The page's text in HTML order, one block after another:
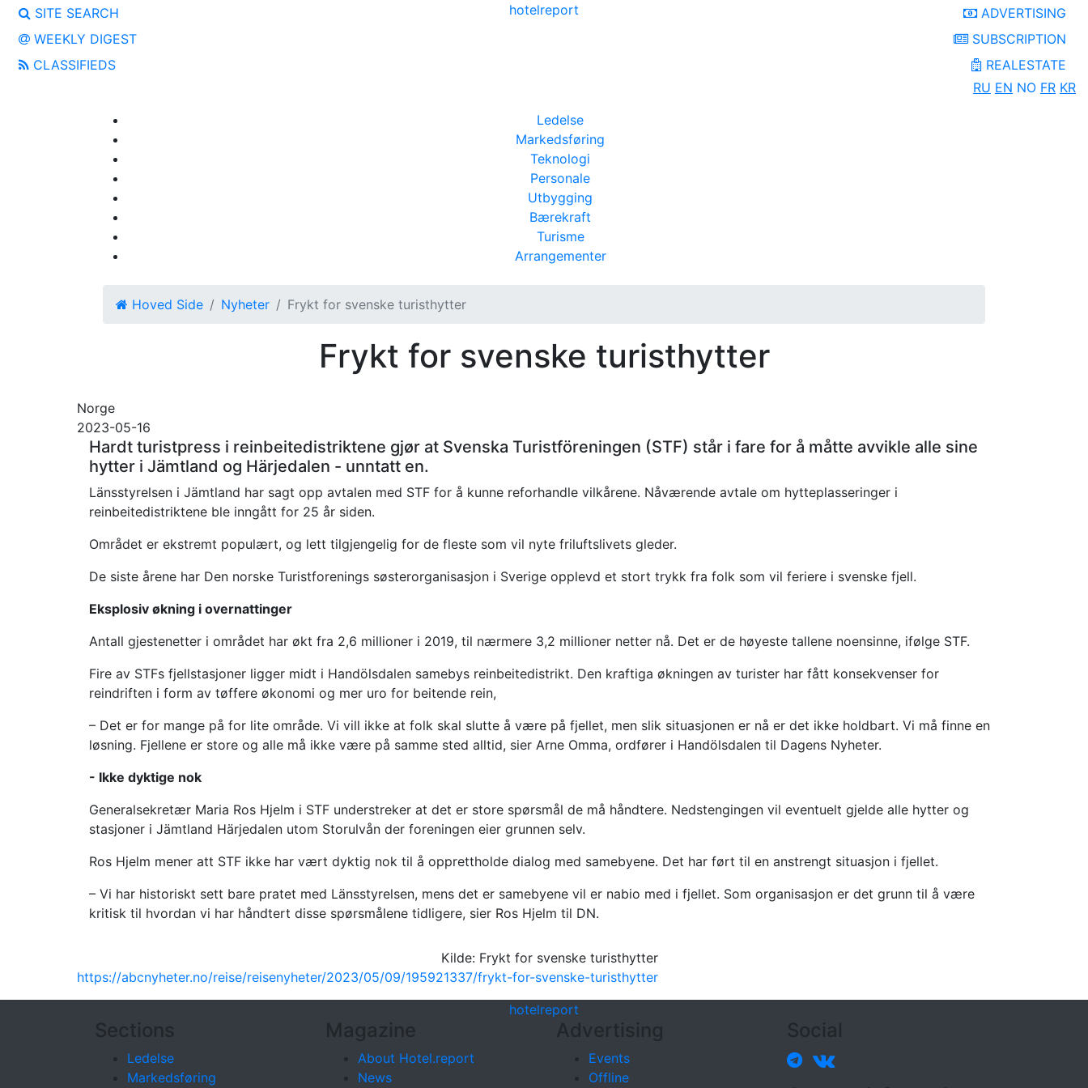
hotelreport
SITE SEARCH
WEEKLY DIGEST
CLASSIFIEDS
ADVERTISING
SUBSCRIPTION
REALESTATE
RU EN NO FR KR
Ledelse
Markedsføring
Teknologi
Personale
Utbygging
Bærekraft
Turisme
Arrangementer
Hoved Side Nyheter Frykt for svenske turisthytter
Frykt for svenske turisthytter
Norge
2023-05-16
Hardt turistpress i reinbeitedistriktene gjør at Svenska Turistföreningen (STF) står i fare for å måtte avvikle alle sine
hytter i Jämtland og Härjedalen - unntatt en.
Länsstyrelsen i Jämtland har sagt opp avtalen med STF for å kunne reforhandle vilkårene. Nåværende avtale om hytteplasseringer i
reinbeitedistriktene ble inngått for 25 år siden.
Området er ekstremt populært, og lett tilgjengelig for de fleste som vil nyte friluftslivets gleder.
De siste årene har Den norske Turistforenings søsterorganisasjon i Sverige opplevd et stort trykk fra folk som vil feriere i svenske fjell.
Eksplosiv økning i overnattinger
Antall gjestenetter i området har økt fra 2,6 millioner i 2019, til nærmere 3,2 millioner netter nå. Det er de høyeste tallene noensinne, ifølge STF.
Fire av STFs fjellstasjoner ligger midt i Handölsdalen samebys reinbeitedistrikt. Den kraftiga økningen av turister har fått konsekvenser for
reindriften i form av tøffere økonomi og mer uro for beitende rein,
– Det er for mange på for lite område. Vi vill ikke at folk skal slutte å være på fjellet, men slik situasjonen er nå er det ikke holdbart. Vi må finne en
løsning. Fjellene er store og alle må ikke være på samme sted alltid, sier Arne Omma, ordfører i Handölsdalen til Dagens Nyheter.
- Ikke dyktige nok
Generalsekretær Maria Ros Hjelm i STF understreker at det er store spørsmål de må håndtere. Nedstengingen vil eventuelt gjelde alle hytter og
stasjoner i Jämtland Härjedalen utom Storulvån der foreningen eier grunnen selv.
Ros Hjelm mener att STF ikke har vært dyktig nok til å opprettholde dialog med samebyene. Det har ført til en anstrengt situasjon i fjellet.
– Vi har historiskt sett bare pratet med Länsstyrelsen, mens det er samebyene vil er nabio med i fjellet. Som organisasjon er det grunn til å være
kritisk til hvordan vi har håndtert disse spørsmålene tidligere, sier Ros Hjelm til DN.
Kilde: Frykt for svenske turisthytter
https://abcnyheter.no/reise/reisenyheter/2023/05/09/195921337/frykt-for-svenske-turisthytter
hotelreport
Sections
Ledelse
Markedsføring
Magazine
About Hotel.report
News
Advertising
Events
Offline
Social